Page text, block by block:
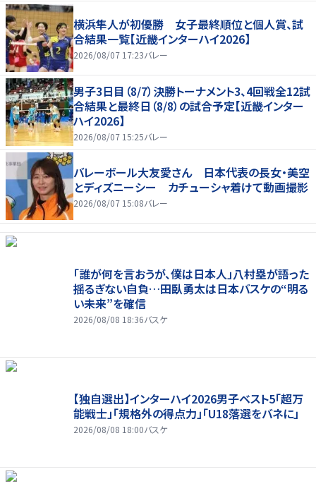
横浜隼人が初優勝 女子最終順位と個人賞、試
合結果一覧【近畿インターハイ2026】
2026/08/07 17:23バレー
男子3日目（8/7）決勝トーナメント3、4回戦全12試
合結果と最終日（8/8）の試合予定【近畿インター
ハイ2026】
2026/08/07 15:25バレー
バレーボール大友愛さん 日本代表の長女・美空
とディズニーシー カチューシャ着けて動画撮影
2026/08/07 15:08バレー
「誰が何を言おうが、僕は日本人」八村塁が語った
揺るぎない自負…田臥勇太は日本バスケの“明る
い未来”を確信
2026/08/08 18:36バスケ
【独自選出】インターハイ2026男子ベスト5「超万
能戦士」「規格外の得点力」「U18落選をバネに」
2026/08/08 18:00バスケ